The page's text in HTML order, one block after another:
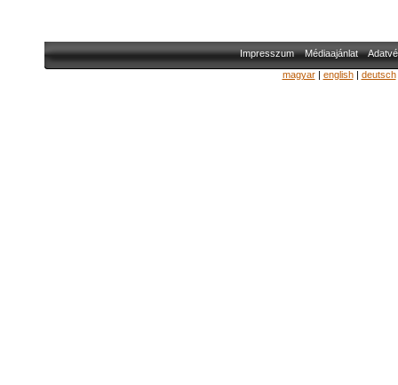
Impresszum Médiaajánlat
magyar| english| deutsch